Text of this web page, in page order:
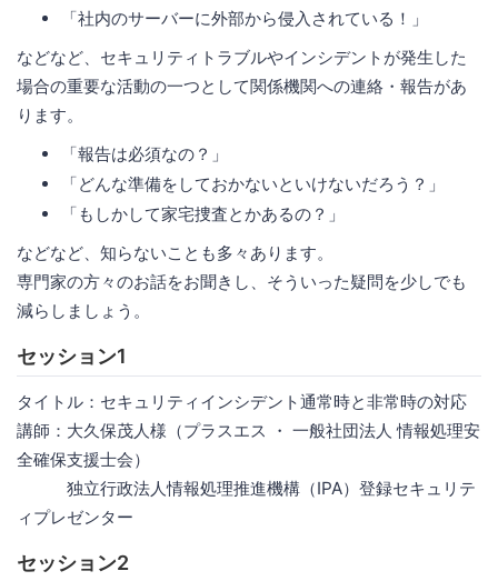
「社内のサーバーに外部から侵入されている！」
などなど、セキュリティトラブルやインシデントが発生した
場合の重要な活動の一つとして関係機関への連絡・報告があ
ります。
「報告は必須なの？」
「どんな準備をしておかないといけないだろう？」
「もしかして家宅捜査とかあるの？」
などなど、知らないことも多々あります。
専門家の方々のお話をお聞きし、そういった疑問を少しでも
減らしましょう。
セッション1
タイトル：セキュリティインシデント通常時と非常時の対応
講師：大久保茂人様（プラスエス ・ 一般社団法人 情報処理安
全確保支援士会）
独立行政法人情報処理推進機構（IPA）登録セキュリテ
ィプレゼンター
セッション2